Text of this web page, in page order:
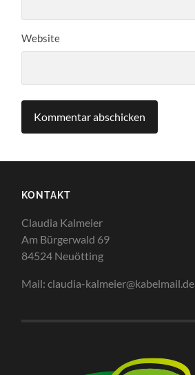
Website
KONTAKT
Claudia Kalmeier
Am Bürgerwald 69
84524 Neuötting
Mail: claudia-kalmeier@kabelmail.de